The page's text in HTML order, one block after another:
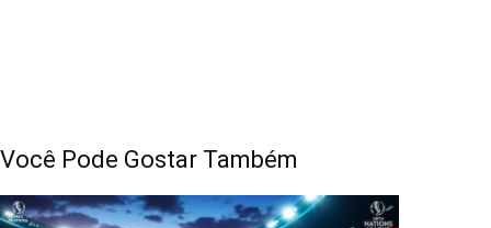
Você Pode Gostar Também